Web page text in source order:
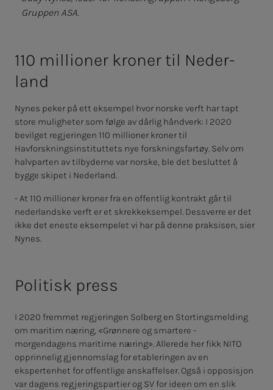
Gruppen ASA.
110 mil­­­lio­­­ner kro­­­ner til Ne­­­der­
land
Nynes peker på ett eksempel hvor norske verft har tapt
store muligheter som følge av dårlig håndverk: I 2020
bevilget regjeringen 110 millioner kroner til
Havforskningsinstituttets nye forskningsfartøy. Selv om
halvparten av tilbyderne var norske, ble det besluttet å
bygge skipet i Nederland.
- At 110 millioner kroner fra en offentlig kontrakt går til
nederlandske verft er et skrekkeksempel. Dessverre er det
ikke det eneste eksempelet vi har på denne praksisen, sier
Nynes.
Politisk press
I 2020 fremmet regjeringen Solberg en Stortingsmelding
om maritim næring, «Grønnere og smartere -
morgendagens maritime næring». Allerede her fikk NITO
opprinnelig gjennomslag for etableringen av en
ekspertenhet for offentlige anskaffelser. Også i opposisjon
var dagens regjeringspartier og SV for ideen om en slik